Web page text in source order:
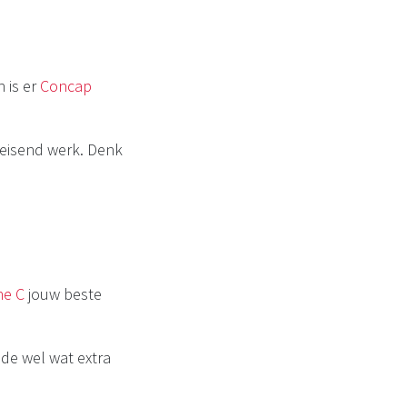
is erConcap
werk. Denk
C jouw beste
wel wat extra